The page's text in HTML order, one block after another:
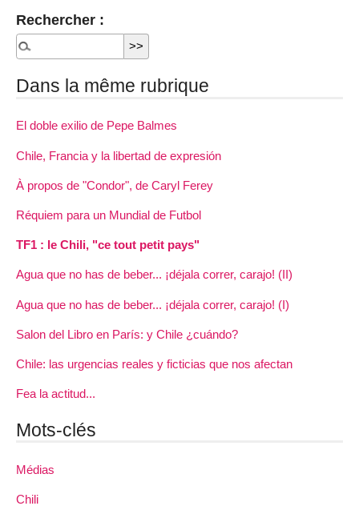
Rechercher :
Dans la même rubrique
El doble exilio de Pepe Balmes
Chile, Francia y la libertad de expresión
À propos de "Condor", de Caryl Ferey
Réquiem para un Mundial de Futbol
TF1 : le Chili, "ce tout petit pays"
Agua que no has de beber... ¡déjala correr, carajo! (II)
Agua que no has de beber... ¡déjala correr, carajo! (I)
Salon del Libro en París: y Chile ¿cuándo?
Chile: las urgencias reales y ficticias que nos afectan
Fea la actitud...
Mots-clés
Médias
Chili